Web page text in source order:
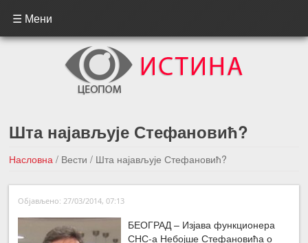
☰ Мени
Шта најављује Стефановић?
Насловна / Вести/ Шта најављује Стефановић?
←Претходна вест
Следећа вест →
Објављено: 27/03/2014, 07:13
БЕОГРАД – Изјава функционера
СНС-а Небојше Стефановића о